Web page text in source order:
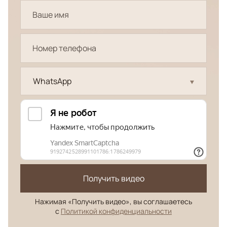
WhatsApp
Получить видео
Нажимая «Получить видео», вы соглашаетесь
с Политикой конфиденциальности